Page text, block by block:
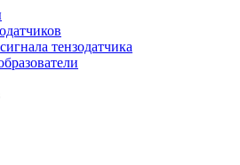
тензодатчика